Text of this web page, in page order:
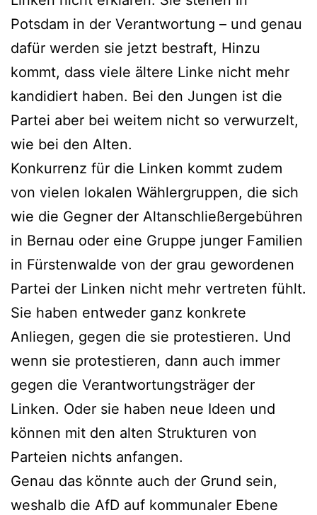
Potsdam in der Verantwortung – und genau
dafür werden sie jetzt bestraft, Hinzu
kommt, dass viele ältere Linke nicht mehr
kandidiert haben. Bei den Jungen ist die
Partei aber bei weitem nicht so verwurzelt,
wie bei den Alten.
Konkurrenz für die Linken kommt zudem
von vielen lokalen Wählergruppen, die sich
wie die Gegner der Altanschließergebühren
in Bernau oder eine Gruppe junger Familien
in Fürstenwalde von der grau gewordenen
Partei der Linken nicht mehr vertreten fühlt.
Sie haben entweder ganz konkrete
Anliegen, gegen die sie protestieren. Und
wenn sie protestieren, dann auch immer
gegen die Verantwortungsträger der
Linken. Oder sie haben neue Ideen und
können mit den alten Strukturen von
Parteien nichts anfangen.
Genau das könnte auch der Grund sein,
weshalb die AfD auf kommunaler Ebene